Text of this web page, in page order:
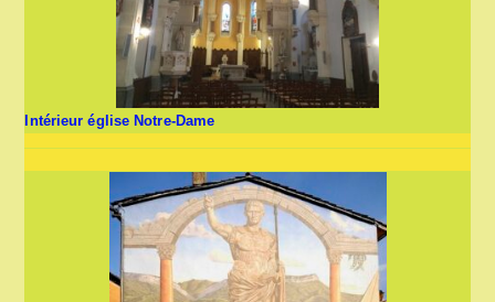
Intérieur église Notre-Dame